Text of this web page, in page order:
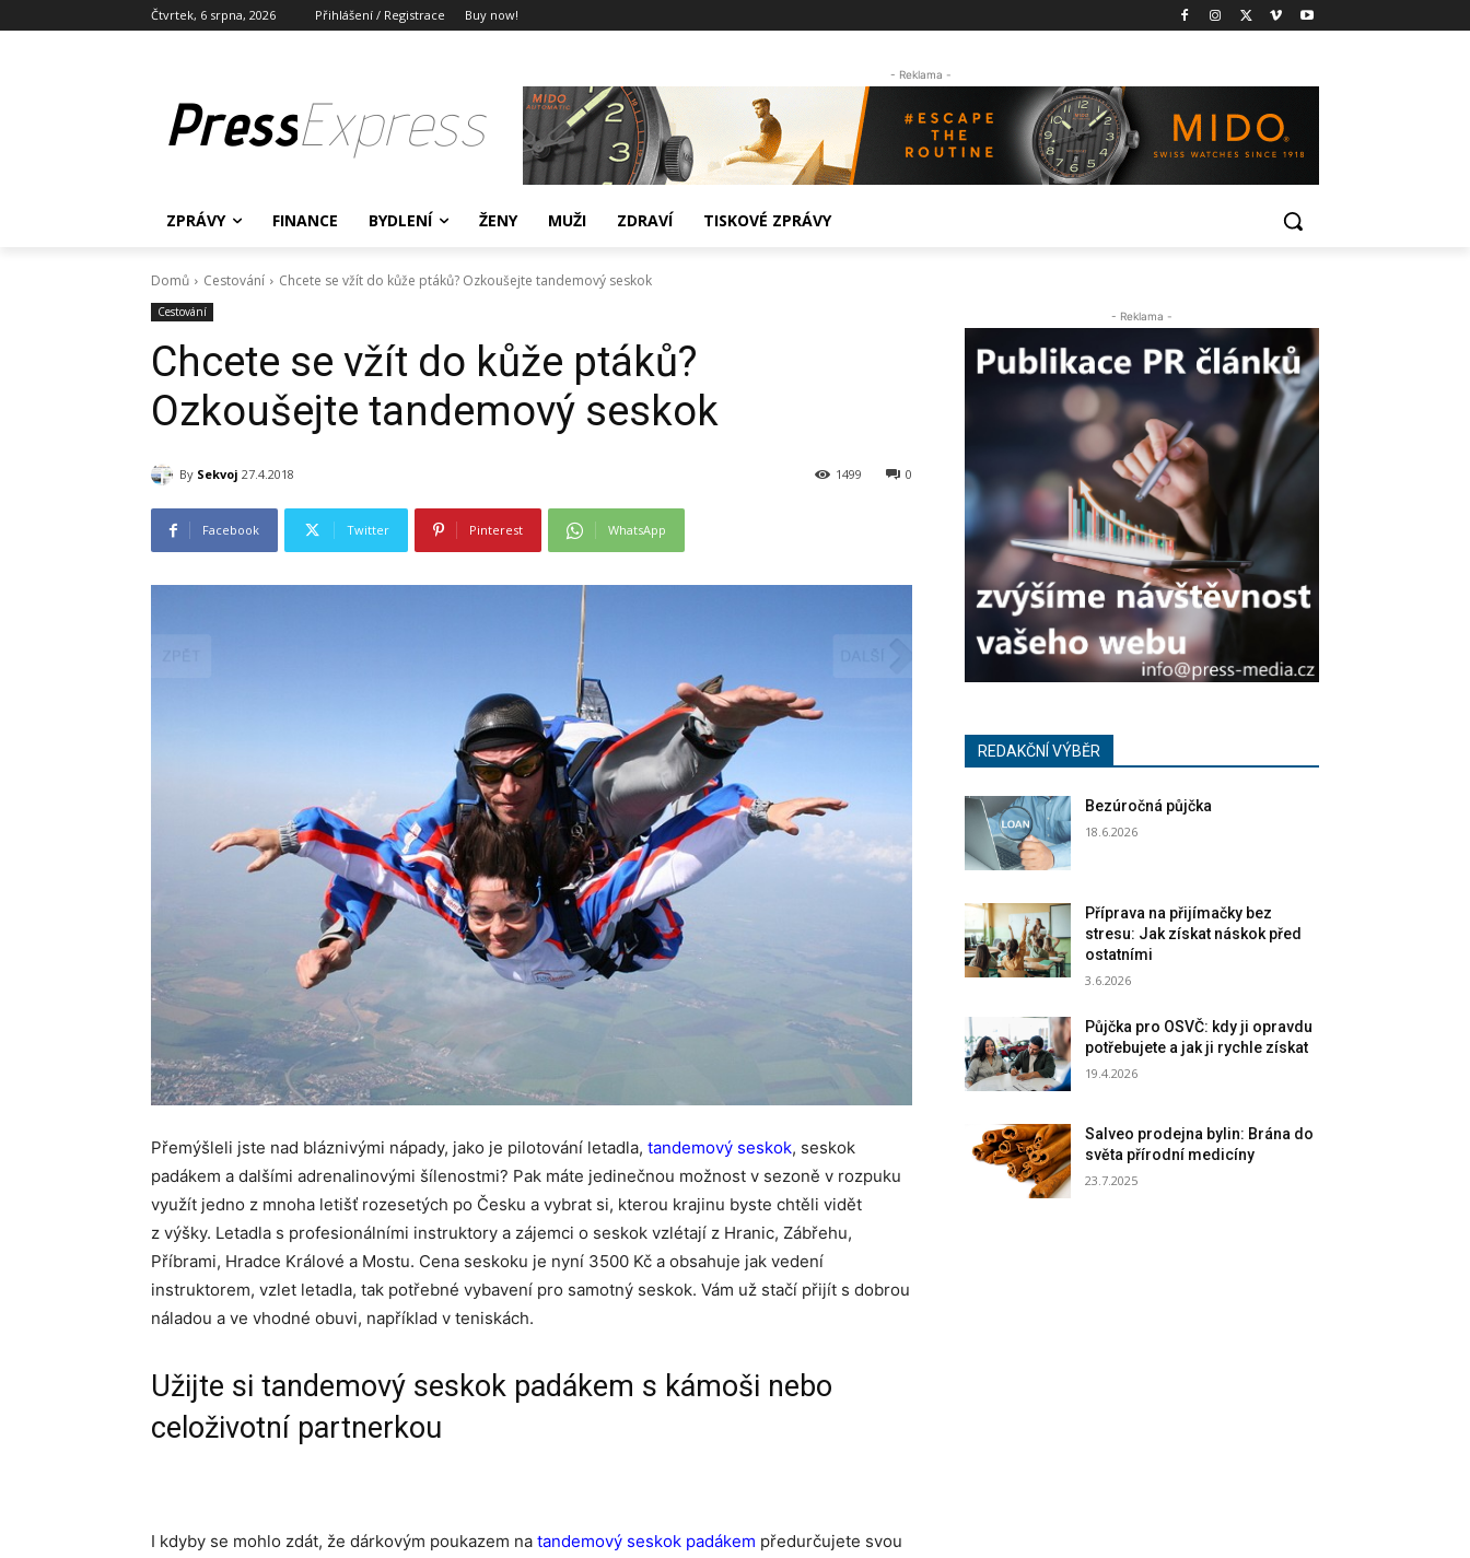
Čtvrtek, 6 srpna, 2026 Přihlášení / Registrace Buy now!
PressExpress
- Reklama -
ZPRÁVY FINANCE BYDLENÍ ŽENY MUŽI ZDRAVÍ TISKOVÉ ZPRÁVY
Domů Cestování Chcete se vžít do kůže ptáků? Ozkoušejte tandemový seskok
Cestování
Chcete se vžít do kůže ptáků?
Ozkoušejte tandemový seskok
By Sekvoj 27.4.2018 0
1499
Facebook Twitter Pinterest WhatsApp
Přemýšleli jste nad bláznivými nápady, jako je pilotování letadla, tandemový seskok, seskok
padákem a dalšími adrenalinovými šílenostmi? Pak máte jedinečnou možnost v sezoně v rozpuku
využít jedno z mnoha letišť rozesetých po Česku a vybrat si, kterou krajinu byste chtěli vidět
z výšky. Letadla s profesionálními instruktory a zájemci o seskok vzlétají z Hranic, Zábřehu,
Příbrami, Hradce Králové a Mostu. Cena seskoku je nyní 3500 Kč a obsahuje jak vedení
instruktorem, vzlet letadla, tak potřebné vybavení pro samotný seskok. Vám už stačí přijít s dobrou
náladou a ve vhodné obuvi, například v teniskách.
Užijte si tandemový seskok padákem s kámoši nebo
celoživotní partnerkou
I kdyby se mohlo zdát, že dárkovým poukazem na tandemový seskok padákem předurčujete svou
- Reklama -
REDAKČNÍ VÝBĚR
Bezúročná půjčka
18.6.2026
Příprava na přijímačky bez
stresu: Jak získat náskok před
ostatními
3.6.2026
Půjčka pro OSVČ: kdy ji opravdu
potřebujete a jak ji rychle získat
19.4.2026
Salveo prodejna bylin: Brána do
světa přírodní medicíny
23.7.2025